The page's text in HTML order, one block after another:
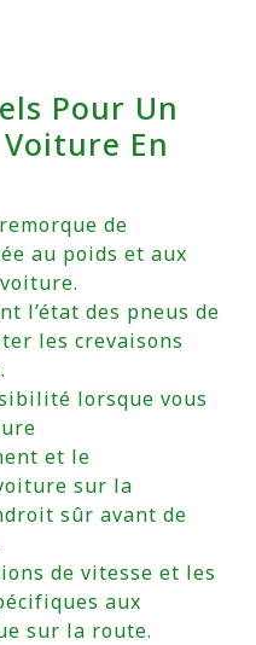
Pour Un
En
de
au poids et aux
l’état des pneus de
les crevaisons
lorsque vous
et le
sur la
sûr avant de
de vitesse et les
aux
sur la route.